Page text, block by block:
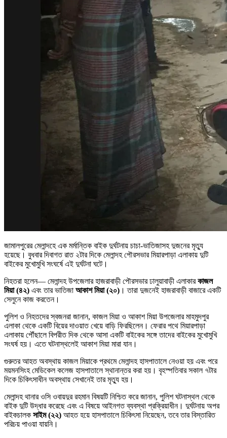
জামালপুরের মেলান্দহে এক মর্মান্তিক বাইক দুর্ঘটনায় চাচা-ভাতিজাসহ দুজনের মৃত্যু
হয়েছে। বুধবার দিবাগত রাত ২টার দিকে মেলান্দহ পৌরসভার মিয়ারপাড়া এলাকায় দুটি
বাইকের মুখোমুখি সংঘর্ষে এই দুর্ঘটনা ঘটে।
নিহতরা হলেন— মেলান্দহ উপজেলার হাজরাবাড়ী পৌরসভার ঢালুয়াবাড়ী এলাকারকাজল
মিয়া (৪২) এবং তার ভাতিজা আকাশ মিয়া (২০) । তারা দুজনেই হাজরাবাড়ী বাজারে একটি
সেলুনে কাজ করতেন।
পুলিশ ও নিহতদের স্বজনরা জানান, কাজল মিয়া ও আকাশ মিয়া উপজেলার মাহমুদপুর
এলাকা থেকে একটি বিয়ের দাওয়াত খেয়ে বাড়ি ফিরছিলেন। ফেরার পথে মিয়ারপাড়া
এলাকায় পৌঁছালে বিপরীত দিক থেকে আসা একটি বাইকের সঙ্গে তাদের বাইকের মুখোমুখি
সংঘর্ষ হয়। এতে ঘটনাস্থলেই আকাশ মিয়া মারা যান।
গুরুতর আহত অবস্থায় কাজল মিয়াকে প্রথমে মেলান্দহ হাসপাতালে নেওয়া হয় এবং পরে
ময়মনসিংহ মেডিকেল কলেজ হাসপাতালে স্থানান্তর করা হয়। বৃহস্পতিবার সকাল ৭টার
দিকে চিকিৎসাধীন অবস্থায় সেখানেই তার মৃত্যু হয়।
মেলান্দহ থানার ওসি ওবায়দুর রহমান বিষয়টি নিশ্চিত করে জানান, পুলিশ ঘটনাস্থল থেকে
বাইক দুটি উদ্ধার করেছে এবং এ বিষয়ে আইনগত ব্যবস্থা প্রক্রিয়াধীন। দুর্ঘটনায় অপর
বাইকচালক সাইম (২২) আহত হয়ে হাসপাতালে চিকিৎসা নিয়েছেন, তবে তার বিস্তারিত
পরিচয় পাওয়া যায়নি।